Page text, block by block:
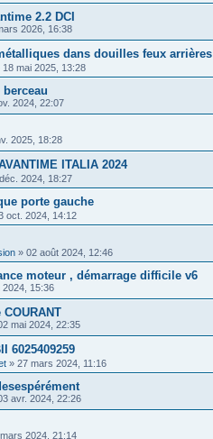
2.2 DCI
2026, 16:38
dans douilles feux arrières
18 mai 2025, 13:28
2024, 22:07
2025, 18:28
ITALIA 2024
2024, 18:27
porte gauche
oct. 2024, 14:12
» 02 août 2024, 12:46
moteur , démarrage difficile v6
2024, 15:36
mai 2024, 22:35
6025409259
» 27 mars 2024, 11:16
avr. 2024, 22:26
2024, 21:14